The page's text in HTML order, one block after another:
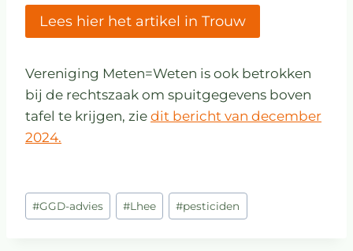
Lees hier het artikel in Trouw
Vereniging Meten=Weten is ook betrokken
bij de rechtszaak om spuitgegevens boven
tafel te krijgen, zie dit bericht van december
2024.
#GGD-advies #Lhee #pesticiden